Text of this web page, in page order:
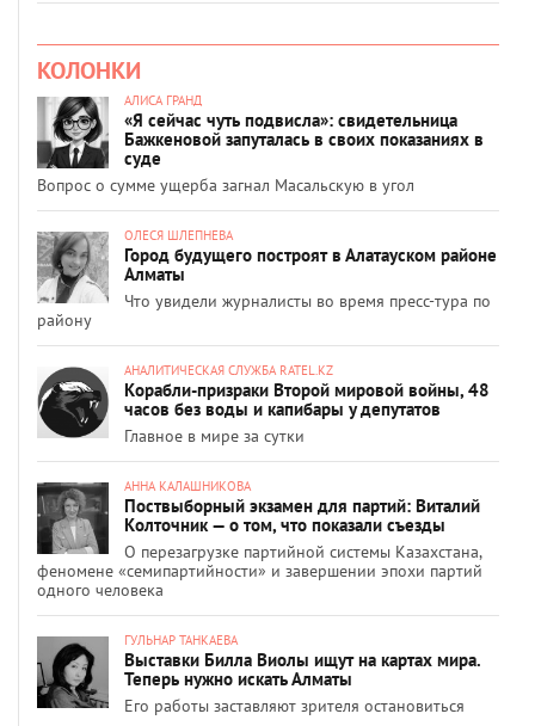
КОЛОНКИ
АЛИСА ГРАНД
«Я сейчас чуть подвисла»: свидетельница
Бажкеновой запуталась в своих показаниях в
суде
Вопрос о сумме ущерба загнал Масальскую в угол
ОЛЕСЯ ШЛЕПНЕВА
Город будущего построят в Алатауском районе
Алматы
Что увидели журналисты во время пресс-тура по
району
АНАЛИТИЧЕСКАЯ СЛУЖБА RATEL.KZ
Корабли-призраки Второй мировой войны, 48
часов без воды и капибары у депутатов
Главное в мире за сутки
АННА КАЛАШНИКОВА
Поствыборный экзамен для партий: Виталий
Колточник — о том, что показали съезды
О перезагрузке партийной системы Казахстана,
феномене «семипартийности» и завершении эпохи партий
одного человека
ГУЛЬНАР ТАНКАЕВА
Выставки Билла Виолы ищут на картах мира.
Теперь нужно искать Алматы
Его работы заставляют зрителя остановиться